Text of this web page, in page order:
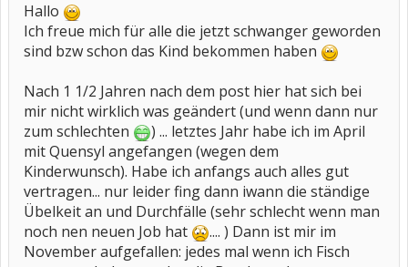
Hallo
Ich freue mich für alle die jetzt schwanger geworden
sind bzw schon das Kind bekommen haben
Nach 1 1/2 Jahren nach dem post hier hat sich bei
mir nicht wirklich was geändert (und wenn dann nur
zum schlechten
) ... letztes Jahr habe ich im April
mit Quensyl angefangen (wegen dem
Kinderwunsch). Habe ich anfangs auch alles gut
vertragen... nur leider fing dann iwann die ständige
Übelkeit an und Durchfälle (sehr schlecht wenn man
noch nen neuen Job hat
.... ) Dann ist mir im
November aufgefallen: jedes mal wenn ich Fisch